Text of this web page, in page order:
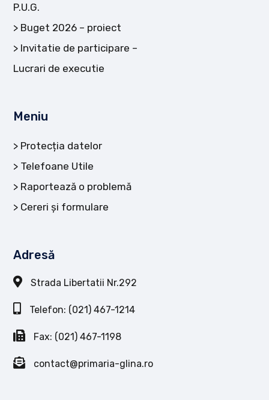
P.U.G.
Buget 2026 – proiect
Invitatie de participare –
Lucrari de executie
Meniu
Protecția datelor
Telefoane Utile
Raportează o problemă
Cereri și formulare
Adresă
Strada Libertatii Nr.292
Telefon: (021) 467-1214
Fax: (021) 467-1198
contact@primaria-glina.ro